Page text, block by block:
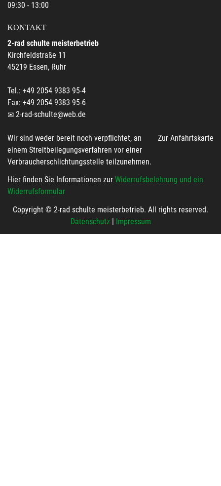
09:30 - 13:00
KONTAKT
2-rad schulte meisterbetrieb
Kirchfeldstraße 11
45219 Essen, Ruhr
Tel.: +49 2054 9383 95-4
Fax: +49 2054 9383 95-6
2-rad-schulte@web.de
Zur Anfahrtskarte
Wir sind weder bereit noch verpflichtet, an
einem Streitbeilegungsverfahren vor einer
Verbraucherschlichtungsstelle teilzunehmen.
Hier finden Sie Informationen zur Widerrufsbelehrung und ein
Widerrufsformular
Copyright © 2-rad schulte meisterbetrieb. All rights reserved.
Datenschutz| Impressum